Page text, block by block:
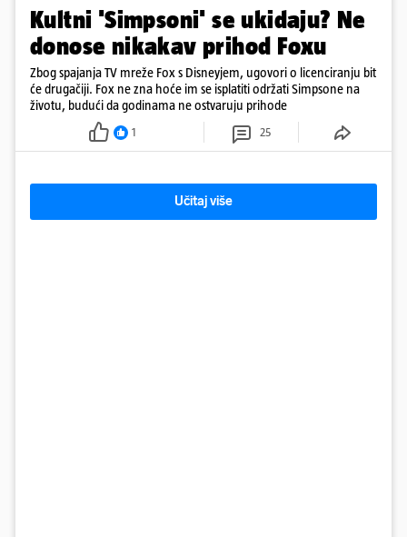
Kultni 'Simpsoni' se ukidaju? Ne
donose nikakav prihod Foxu
Zbog spajanja TV mreže Fox s Disneyjem, ugovori o licenciranju bit
će drugačiji. Fox ne zna hoće im se isplatiti održati Simpsone na
životu, budući da godinama ne ostvaruju prihode
1 25
Učitaj više